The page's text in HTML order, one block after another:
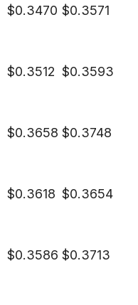
$0.3470 $0.3571
$0.3512 $0.3593
$0.3658 $0.3748
$0.3618 $0.3654
$0.3586 $0.3713